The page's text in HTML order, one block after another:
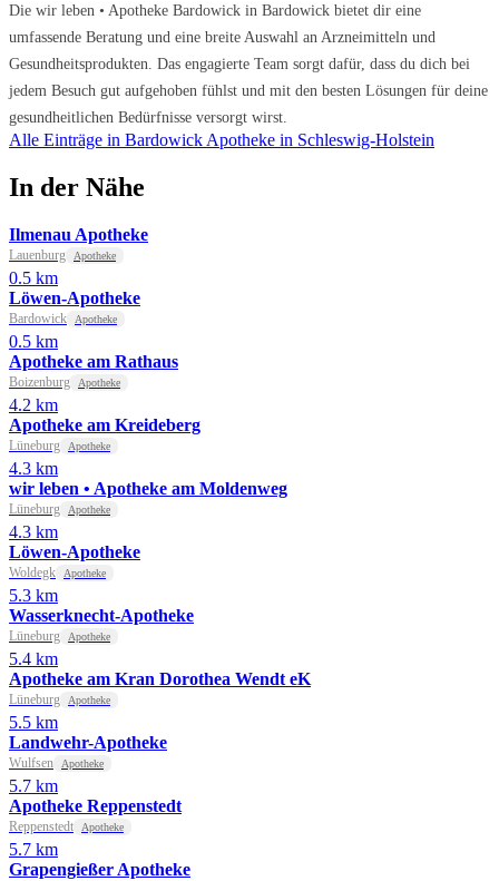
Die wir leben • Apotheke Bardowick in Bardowick bietet dir eine
umfassende Beratung und eine breite Auswahl an Arzneimitteln und
Gesundheitsprodukten. Das engagierte Team sorgt dafür, dass du dich bei
jedem Besuch gut aufgehoben fühlst und mit den besten Lösungen für deine
gesundheitlichen Bedürfnisse versorgt wirst.
Alle Einträge in Bardowick Apotheke in Schleswig-Holstein
In der Nähe
Ilmenau Apotheke
Lauenburg Apotheke
0.5 km
Löwen-Apotheke
Bardowick Apotheke
0.5 km
Apotheke am Rathaus
Boizenburg Apotheke
4.2 km
Apotheke am Kreideberg
Lüneburg Apotheke
4.3 km
wir leben • Apotheke am Moldenweg
Lüneburg Apotheke
4.3 km
Löwen-Apotheke
Woldegk Apotheke
5.3 km
Wasserknecht-Apotheke
Lüneburg Apotheke
5.4 km
Apotheke am Kran Dorothea Wendt eK
Lüneburg Apotheke
5.5 km
Landwehr-Apotheke
Wulfsen Apotheke
5.7 km
Apotheke Reppenstedt
Reppenstedt Apotheke
5.7 km
Grapengießer Apotheke